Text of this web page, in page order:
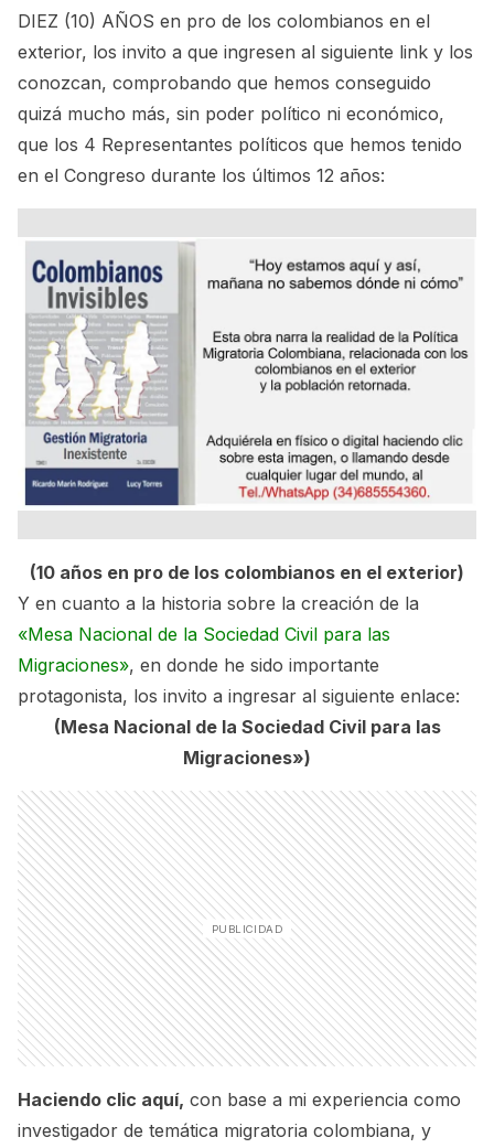
DIEZ (10) AÑOS en pro de los colombianos en el
exterior, los invito a que ingresen al siguiente link y los
conozcan, comprobando que hemos conseguido
quizá mucho más, sin poder político ni económico,
que los 4 Representantes políticos que hemos tenido
en el Congreso durante los últimos 12 años:
(10 años en pro de los colombianos en el exterior)
Y en cuanto a la historia sobre la creación de la
«Mesa Nacional de la Sociedad Civil para las
Migraciones», en donde he sido importante
protagonista, los invito a ingresar al siguiente enlace:
(Mesa Nacional de la Sociedad Civil para las
Migraciones»)
Haciendo clic aquí, con base a mi experiencia como
investigador de temática migratoria colombiana, y